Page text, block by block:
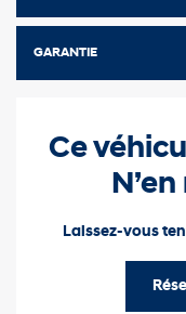
GARANTIE
Ce
Laissez-vous